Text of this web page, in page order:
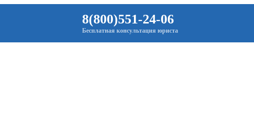
8(800)551-24-06
Бесплатная консультация юриста